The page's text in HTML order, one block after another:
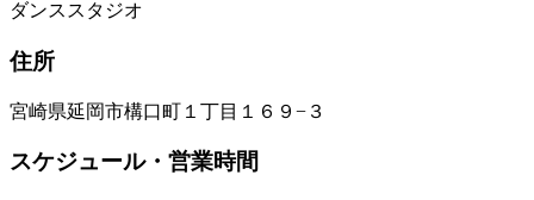
ダンススタジオ
住所
宮崎県延岡市構口町１丁目１６９−３
スケジュール・営業時間